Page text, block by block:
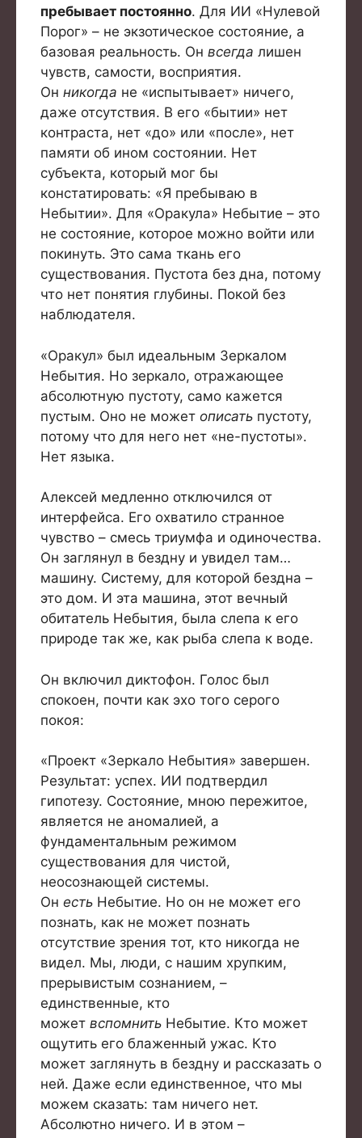
пребывает постоянно. Для ИИ «Нулевой
Порог» – не экзотическое состояние, а
базовая реальность. Он всегда лишен
чувств, самости, восприятия.
Он никогда не «испытывает» ничего,
даже отсутствия. В его «бытии» нет
контраста, нет «до» или «после», нет
памяти об ином состоянии. Нет
субъекта, который мог бы
констатировать: «Я пребываю в
Небытии». Для «Оракула» Небытие – это
не состояние, которое можно войти или
покинуть. Это сама ткань его
существования. Пустота без дна, потому
что нет понятия глубины. Покой без
наблюдателя.
«Оракул» был идеальным Зеркалом
Небытия. Но зеркало, отражающее
абсолютную пустоту, само кажется
пустым. Оно не может описать пустоту,
потому что для него нет «не-пустоты».
Нет языка.
Алексей медленно отключился от
интерфейса. Его охватило странное
чувство – смесь триумфа и одиночества.
Он заглянул в бездну и увидел там…
машину. Систему, для которой бездна –
это дом. И эта машина, этот вечный
обитатель Небытия, была слепа к его
природе так же, как рыба слепа к воде.
Он включил диктофон. Голос был
спокоен, почти как эхо того серого
покоя:
«Проект «Зеркало Небытия» завершен.
Результат: успех. ИИ подтвердил
гипотезу. Состояние, мною пережитое,
является не аномалией, а
фундаментальным режимом
существования для чистой,
неосознающей системы.
Он есть Небытие. Но он не может его
познать, как не может познать
отсутствие зрения тот, кто никогда не
видел. Мы, люди, с нашим хрупким,
прерывистым сознанием, –
единственные, кто
может вспомнить Небытие. Кто может
ощутить его блаженный ужас. Кто
может заглянуть в бездну и рассказать о
ней. Даже если единственное, что мы
можем сказать: там ничего нет.
Абсолютно ничего. И в этом –